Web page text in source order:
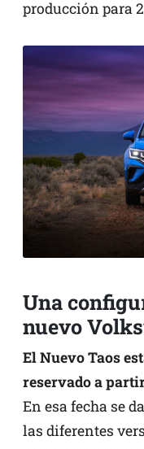
producción para
Una
nuevo
El Nuevo Taos
reservado a
En esa fecha se
las diferentes